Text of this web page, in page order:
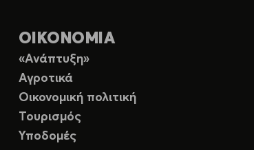
ΟΙΚΟΝΟΜΙΑ
«Ανάπτυξη»
Αγροτικά
Οικονομική πολιτική
Τουρισμός
Υποδομές